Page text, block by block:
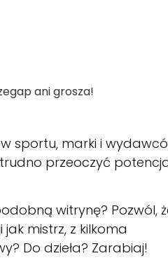
ani grosza!
sportu, marki i
przeoczyć
witrynę? Pozwól,
mistrz, z kilkoma
Do dzieła? Zarabiaj!